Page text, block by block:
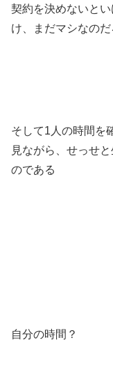
契約を決めないと
け、まだマシなのだ
そして1人の時間を
見ながら、せっせ
のである
自分の時間？